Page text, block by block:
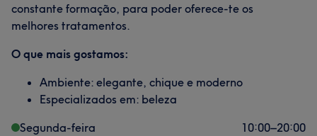
constante formação, para poder oferece-te os
melhores tratamentos.
O que mais gostamos:
Ambiente: elegante, chique e moderno
Especializados em: beleza
Segunda-feira
10:00–20:00